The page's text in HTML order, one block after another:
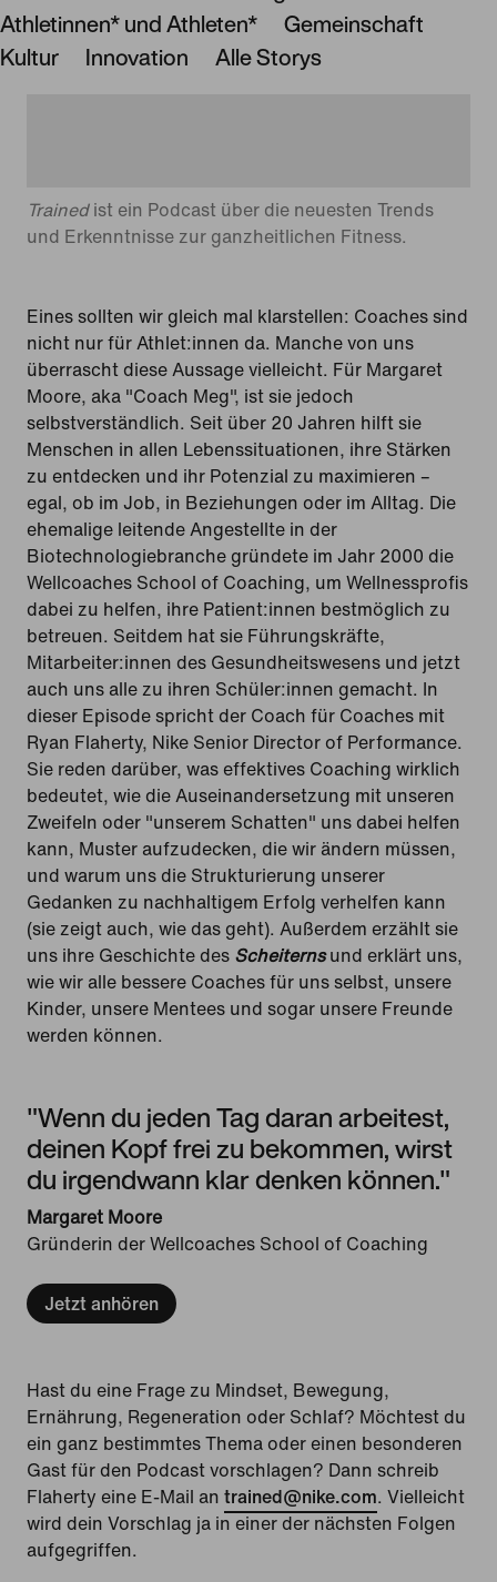
Athletinnen* und Athleten*
Gemeinschaft
Kultur
Innovation Alle Storys
Trainedist ein Podcast über die neuesten Trends
und Erkenntnisse zur ganzheitlichen Fitness.
Eines sollten wir gleich mal klarstellen: Coaches sind
nicht nur für Athlet:innen da. Manche von uns
überrascht diese Aussage vielleicht. Für Margaret
Moore, aka "Coach Meg", ist sie jedoch
selbstverständlich. Seit über 20 Jahren hilft sie
Menschen in allen Lebenssituationen, ihre Stärken
zu entdecken und ihr Potenzial zu maximieren –
egal, ob im Job, in Beziehungen oder im Alltag. Die
ehemalige leitende Angestellte in der
Biotechnologiebranche gründete im Jahr 2000 die
Wellcoaches School of Coaching, um Wellnessprofis
dabei zu helfen, ihre Patient:innen bestmöglich zu
betreuen. Seitdem hat sie Führungskräfte,
Mitarbeiter:innen des Gesundheitswesens und jetzt
auch uns alle zu ihren Schüler:innen gemacht. In
dieser Episode spricht der Coach für Coaches mit
Ryan Flaherty, Nike Senior Director of Performance.
Sie reden darüber, was effektives Coaching wirklich
bedeutet, wie die Auseinandersetzung mit unseren
Zweifeln oder "unserem Schatten" uns dabei helfen
kann, Muster aufzudecken, die wir ändern müssen,
und warum uns die Strukturierung unserer
Gedanken zu nachhaltigem Erfolg verhelfen kann
(sie zeigt auch, wie das geht). Außerdem erzählt sie
uns ihre Geschichte des Scheiternsund erklärt uns,
wie wir alle bessere Coaches für uns selbst, unsere
Kinder, unsere Mentees und sogar unsere Freunde
werden können.
"Wenn du jeden Tag daran arbeitest,
deinen Kopf frei zu bekommen, wirst
du irgendwann klar denken können."
Margaret Moore
Gründerin der Wellcoaches School of Coaching
Jetzt anhören
Hast du eine Frage zu Mindset, Bewegung,
Ernährung, Regeneration oder Schlaf? Möchtest du
ein ganz bestimmtes Thema oder einen besonderen
Gast für den Podcast vorschlagen? Dann schreib
Flaherty eine E-Mail an trained@nike.com. Vielleicht
wird dein Vorschlag ja in einer der nächsten Folgen
aufgegriffen.